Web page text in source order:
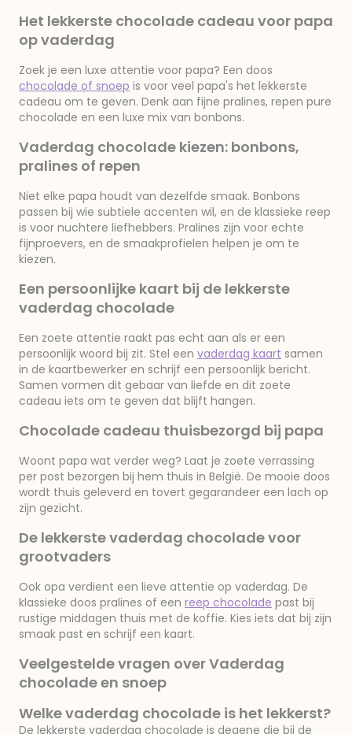
Het lekkerste chocolade cadeau voor papa
op vaderdag
Zoek je een luxe attentie voor papa? Een doos
chocolade of snoep is voor veel papa's het lekkerste
cadeau om te geven. Denk aan fijne pralines, repen pure
chocolade en een luxe mix van bonbons.
Vaderdag chocolade kiezen: bonbons,
pralines of repen
Niet elke papa houdt van dezelfde smaak. Bonbons
passen bij wie subtiele accenten wil, en de klassieke reep
is voor nuchtere liefhebbers. Pralines zijn voor echte
fijnproevers, en de smaakprofielen helpen je om te
kiezen.
Een persoonlijke kaart bij de lekkerste
vaderdag chocolade
Een zoete attentie raakt pas echt aan als er een
persoonlijk woord bij zit. Stel een vaderdag kaart samen
in de kaartbewerker en schrijf een persoonlijk bericht.
Samen vormen dit gebaar van liefde en dit zoete
cadeau iets om te geven dat blijft hangen.
Chocolade cadeau thuisbezorgd bij papa
Woont papa wat verder weg? Laat je zoete verrassing
per post bezorgen bij hem thuis in België. De mooie doos
wordt thuis geleverd en tovert gegarandeer een lach op
zijn gezicht.
De lekkerste vaderdag chocolade voor
grootvaders
Ook opa verdient een lieve attentie op vaderdag. De
klassieke doos pralines of een reep chocolade past bij
rustige middagen thuis met de koffie. Kies iets dat bij zijn
smaak past en schrijf een kaart.
Veelgestelde vragen over Vaderdag
chocolade en snoep
Welke vaderdag chocolade is het lekkerst?
De lekkerste vaderdag chocolade is degene die bij de